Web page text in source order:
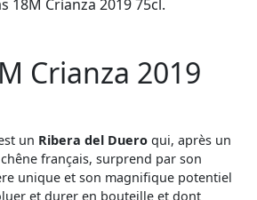
Crianza 2019
un Ribera del Duero qui, après un
français, surprend par son
unique et son magnifique potentiel
et durer en bouteille et dont